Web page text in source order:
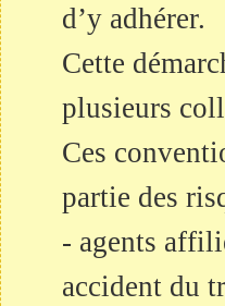
d’y adhérer.
Cette
plusieurs
Ces
partie des
- agents
accident du